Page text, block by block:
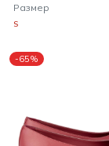
Размер
S
-65%